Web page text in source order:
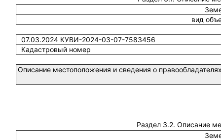
вид
07.03.2024 КУВИ-2024-03-07-7583456
Кадастровый номер
Описание местоположения и сведения о
Раздел 3.2. Описание